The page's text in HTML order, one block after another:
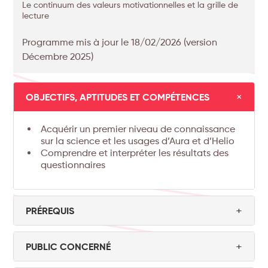
Le continuum des valeurs motivationnelles et la grille de
lecture
Programme mis à jour le 18/02/2026 (version
Décembre 2025)
OBJECTIFS, APTITUDES ET COMPÉTENCES +
Acquérir un premier niveau de connaissance
sur la science et les usages d’Aura et d’Helio
Comprendre et interpréter les résultats des
questionnaires
PRÉREQUIS +
Nous recommandons d'avoir réalisé
personnellement les tests PRISMO (AURA &
PUBLIC CONCERNÉ +